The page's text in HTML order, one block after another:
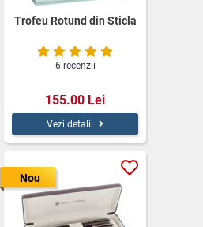
Trofeu Rotund din Sticla
6 recenzii
155.00 Lei
Vezi detalii
Nou